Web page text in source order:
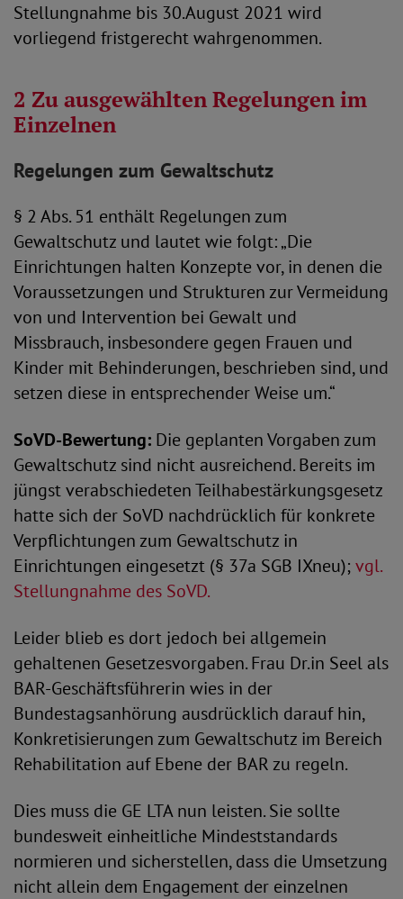
Stellungnahme bis 30.August 2021 wird
vorliegend fristgerecht wahrgenommen.
2 Zu ausgewählten Regelungen im
Einzelnen
Regelungen zum Gewaltschutz
§ 2 Abs. 51 enthält Regelungen zum
Gewaltschutz und lautet wie folgt: „Die
Einrichtungen halten Konzepte vor, in denen die
Voraussetzungen und Strukturen zur Vermeidung
von und Intervention bei Gewalt und
Missbrauch, insbesondere gegen Frauen und
Kinder mit Behinderungen, beschrieben sind, und
setzen diese in entsprechender Weise um.“
SoVD-Bewertung: Die geplanten Vorgaben zum
Gewaltschutz sind nicht ausreichend. Bereits im
jüngst verabschiedeten Teilhabestärkungsgesetz
hatte sich der SoVD nachdrücklich für konkrete
Verpflichtungen zum Gewaltschutz in
Einrichtungen eingesetzt (§ 37a SGB IXneu);vgl.
Stellungnahme des SoVD.
Leider blieb es dort jedoch bei allgemein
gehaltenen Gesetzesvorgaben. Frau Dr.in Seel als
BAR-Geschäftsführerin wies in der
Bundestagsanhörung ausdrücklich darauf hin,
Konkretisierungen zum Gewaltschutz im Bereich
Rehabilitation auf Ebene der BAR zu regeln.
Dies muss die GE LTA nun leisten. Sie sollte
bundesweit einheitliche Mindeststandards
normieren und sicherstellen, dass die Umsetzung
nicht allein dem Engagement der einzelnen